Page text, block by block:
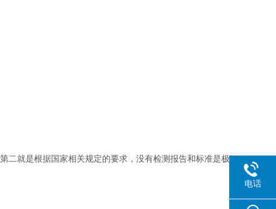
二就是根据国家相关规定的要求，没有检测报告和标准是极
电话